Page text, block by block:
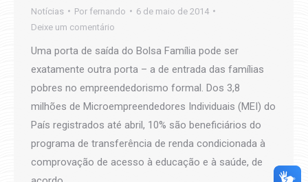
Notícias Por fernando
6 de maio de 2014
Deixe um comentário
Uma porta de saída do Bolsa Família pode ser
exatamente outra porta – a de entrada das famílias
pobres no empreendedorismo formal. Dos 3,8
milhões de Microempreendedores Individuais (MEI) do
País registrados até abril, 10% são beneficiários do
programa de transferência de renda condicionada à
comprovação de acesso à educação e à saúde, de